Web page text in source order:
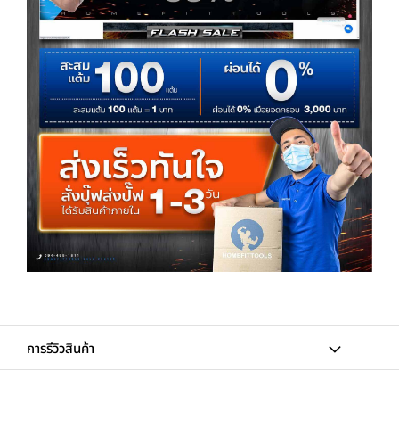
การรีวิวสินค้า